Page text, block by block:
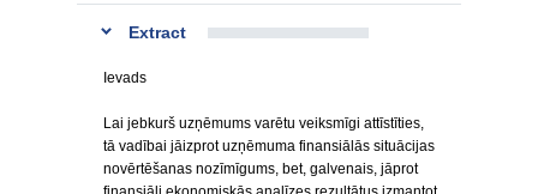
Extract
Ievads
Lai jebkurš uzņēmums varētu veiksmīgi attīstīties,
tā vadībai jāizprot uzņēmuma finansiālās situācijas
novērtēšanas nozīmīgums, bet, galvenais, jāprot